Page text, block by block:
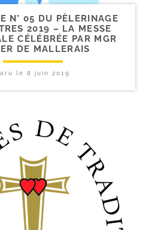
N° 05 DU PÈLERINAGE
2019 – LA MESSE
CÉLÉBRÉE PAR MGR
DE MALLERAIS
le8 juin 2019